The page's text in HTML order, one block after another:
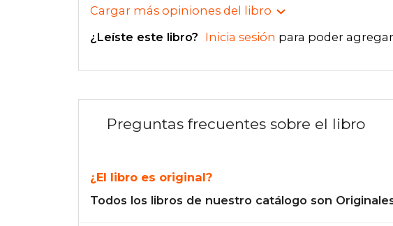
Cargar más opiniones del libro
¿Leíste este libro? Inicia sesión para poder
Preguntas frecuentes sobre el libro
¿El libro es original?
Todos los libros de nuestro catálogo son